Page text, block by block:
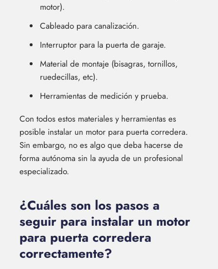
motor).
Cableado para canalización.
Interruptor para la puerta de garaje.
Material de montaje (bisagras, tornillos,
ruedecillas, etc).
Herramientas de medición y prueba.
Con todos estos materiales y herramientas es
posible instalar un motor para puerta corredera.
Sin embargo, no es algo que deba hacerse de
forma autónoma sin la ayuda de un profesional
especializado.
¿Cuáles son los pasos a
seguir para instalar un motor
para puerta corredera
correctamente?